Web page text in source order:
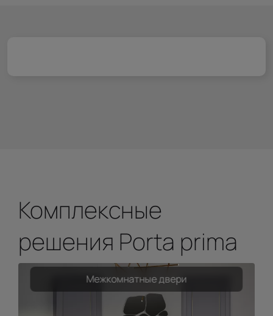
Комплексные
решения Porta prima
Межкомнатные двери